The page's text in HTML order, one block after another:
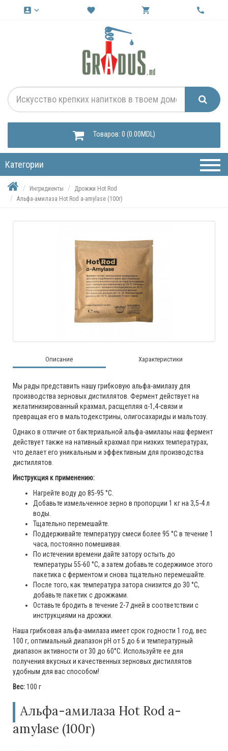
account_box keyboard_arrow_down favorite shopping_cart call
Товаров: 0 (0.00MDL)
Категории
Ингридиенты
Дрожжи Hot Rod
Альфа-амилаза Hot Rod a-amylase (100г)
Описание Характеристики
Мы рады представить нашу грибковую альфа-амилазу для
производства зерновых дистиллятов. Фермент действует на
желатинизированный крахмал, расщепляя α-1,4-связи и
превращая его в мальтодекстрины, олигосахариды и мальтозу.
Однако в отличие от бактериальной альфа-амилазы наш фермент
действует также на нативный крахмал при низких температурах,
что делает его уникальным и эффективным для производства
дистиллятов.
Инструкция к применению:
Нагрейте воду до 85-95 °C.
Добавьте измельченное зерно в пропорции 1 кг на 3,5-4 л
воды.
Тщательно перемешайте.
Поддерживайте температуру смеси более 95 °C в течение 1
часа, постоянно помешивая.
По истечении времени дайте затору остыть до
температуры 55-60 °C, а затем добавьте содержимое этого
пакетика с ферментом и снова тщательно перемешайте.
После того, как температура затора снизится до 30 °C,
добавьте пакетик с дрожжами.
Оставьте бродить в течение 2-7 дней в соответствии с
инструкциями на дрожжи.
Наша грибковая альфа-амилаза имеет срок годности 1 год, вес
100 г, оптимальный диапазон рН от 5 до 6 и температурный
диапазон активности от 30 до 60°С. Используйте ее для
получения вкусных и качественных зерновых дистиллятов
удобным для вас способом!
Вес:100 г
Альфа-амилаза Hot Rod a-
amylase (100г)